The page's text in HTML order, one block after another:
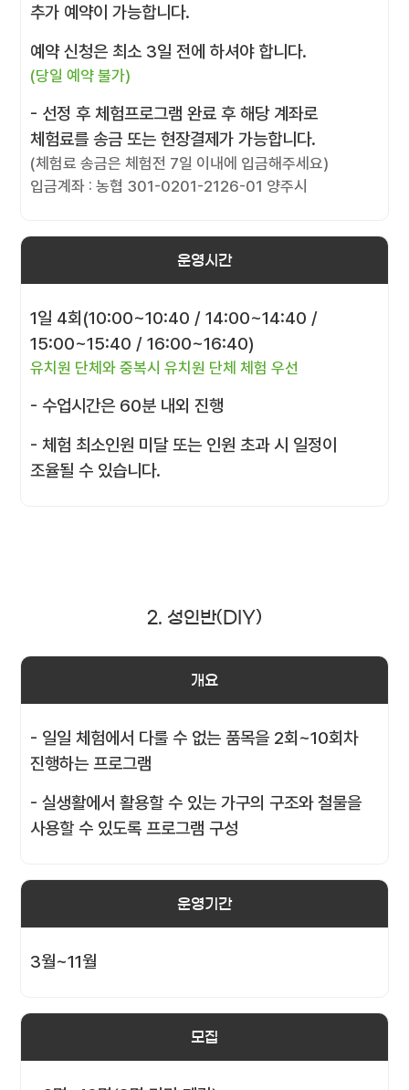
추가 예약이 가능합니다.
예약 신청은 최소 3일 전에 하셔야 합니다.
(당일 예약 불가)
- 선정 후 체험프로그램 완료 후 해당 계좌로
체험료를 송금 또는 현장결제가 가능합니다.
(체험료 송금은 체험전 7일 이내에 입금해주세요)
입금계좌 : 농협 301-0201-2126-01 양주시
운영시간
1일 4회(10:00~10:40 / 14:00~14:40 /
15:00~15:40 / 16:00~16:40)
유치원 단체와 중복시 유치원 단체 체험 우선
- 수업시간은 60분 내외 진행
- 체험 최소인원 미달 또는 인원 초과 시 일정이
조율될 수 있습니다.
2. 성인반(DIY)
개요
- 일일 체험에서 다룰 수 없는 품목을 2회~10회차
진행하는 프로그램
- 실생활에서 활용할 수 있는 가구의 구조와 철물을
사용할 수 있도록 프로그램 구성
운영기간
3월~11월
모집